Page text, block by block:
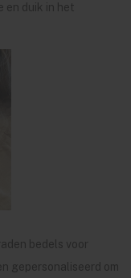
en duik in het
bedels voor
gepersonaliseerd om